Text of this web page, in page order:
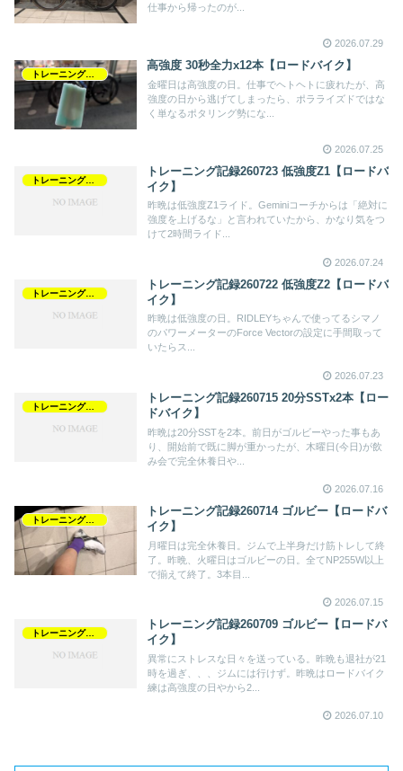
仕事から帰ったのが...
2026.07.29
トレーニング記録
高強度 30秒全力x12本【ロードバイク】
金曜日は高強度の日。仕事でヘトヘトに疲れたが、高
強度の日から逃げてしまったら、ポラライズドではな
く単なるポタリング勢にな...
2026.07.25
トレーニング記録
トレーニング記録260723 低強度Z1【ロードバ
イク】
昨晩は低強度Z1ライド。Geminiコーチからは「絶対に
強度を上げるな」と言われていたから、かなり気をつ
けて2時間ライド...
2026.07.24
トレーニング記録
トレーニング記録260722 低強度Z2【ロードバ
イク】
昨晩は低強度の日。RIDLEYちゃんで使ってるシマノ
のパワーメーターのForce Vectorの設定に手間取って
いたらス...
2026.07.23
トレーニング記録
トレーニング記録260715 20分SSTx2本【ロー
ドバイク】
昨晩は20分SSTを2本。前日がゴルビーやった事もあ
り、開始前で既に脚が重かったが、木曜日(今日)が飲
み会で完全休養日や...
2026.07.16
トレーニング記録
トレーニング記録260714 ゴルビー【ロードバ
イク】
月曜日は完全休養日。ジムで上半身だけ筋トレして終
了。昨晩、火曜日はゴルビーの日。全てNP255W以上
で揃えて終了。3本目...
2026.07.15
トレーニング記録
トレーニング記録260709 ゴルビー【ロードバ
イク】
異常にストレスな日々を送っている。昨晩も退社が21
時を過ぎ、、、ジムには行けず。昨晩はロードバイク
練は高強度の日やから2...
2026.07.10